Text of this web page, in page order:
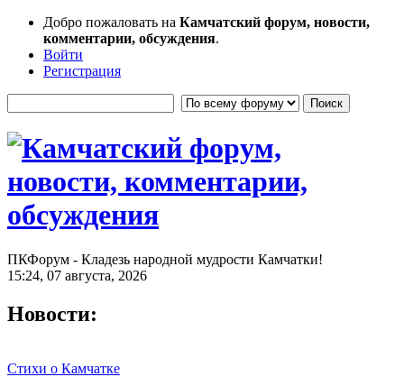
Добро пожаловать на Камчатский форум, новости,
комментарии, обсуждения.
Войти
Регистрация
ПКФорум - Кладезь народной мудрости Камчатки!
15:24, 07 августа, 2026
Новости:
Стихи о Камчатке